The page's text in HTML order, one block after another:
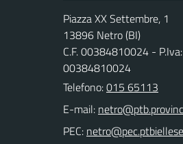
Piazza XX Settembre, 1
13896 Netro (BI)
C.F. 00384810024 - P.Iva:
00384810024
Telefono:015 65113
E-mail:
PEC: